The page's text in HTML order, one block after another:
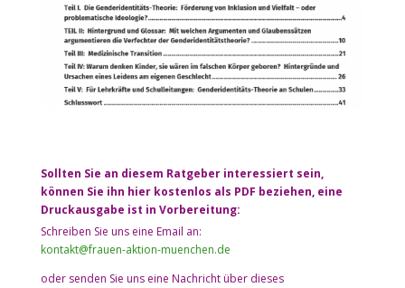
Sollten Sie an diesem Ratgeber interessiert sein,
können Sie ihn hier kostenlos als PDF beziehen, eine
Druckausgabe ist in Vorbereitung:
Schreiben Sie uns eine Email an:
kontakt@frauen-aktion-muenchen.de
oder senden Sie uns eine Nachricht über dieses